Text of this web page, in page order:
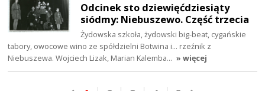
Odcinek sto dziewięćdziesiąty
siódmy: Niebuszewo. Część trzecia
Żydowska szkoła, żydowski big-beat, cygańskie
tabory, owocowe wino ze spółdzielni Botwina i… rzeźnik z
Niebuszewa. Wojciech Lizak, Marian Kalemba… » więcej